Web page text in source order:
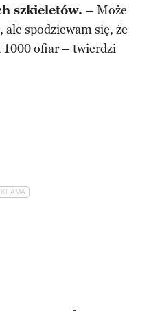
szkieletów. – Może
spodziewam się, że
1000 ofiar – twierdzi